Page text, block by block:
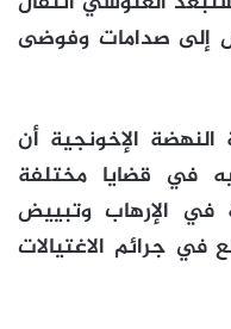
إلى صدامات وفوضى
الإخونجية أن
في قضايا مختلفة
في الإرهاب وتبييض
في جرائم الاغتيالات